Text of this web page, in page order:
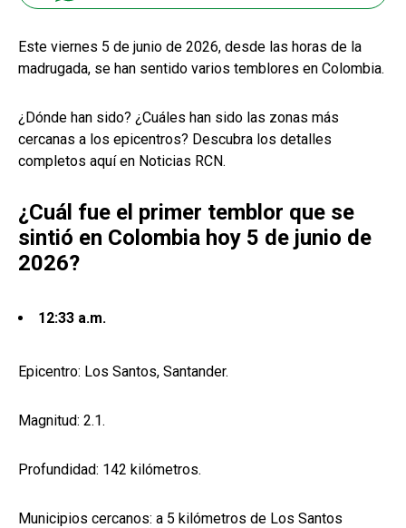
Este viernes 5 de junio de 2026, desde las horas de la
madrugada, se han sentido varios temblores en Colombia.
¿Dónde han sido? ¿Cuáles han sido las zonas más
cercanas a los epicentros? Descubra los detalles
completos aquí en Noticias RCN.
¿Cuál fue el primer temblor que se
sintió en Colombia hoy 5 de junio de
2026?
12:33 a.m.
Epicentro: Los Santos, Santander.
Magnitud: 2.1.
Profundidad: 142 kilómetros.
Municipios cercanos: a 5 kilómetros de Los Santos